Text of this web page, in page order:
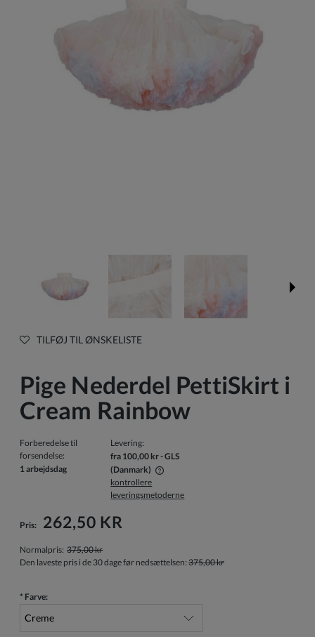
TILFØJ TIL ØNSKELISTE
Pige Nederdel PettiSkirt i
Cream Rainbow
Forberedelse til
forsendelse:
1 arbejdsdag
Levering:
fra 100,00 kr- GLS
(Danmark)
Prisen inkluderer ikke eventuelle betalingsomkostninger
kontrollere
leveringsmetoderne
Pris: 262,50 KR
Normalpris: 375,00 kr
Den laveste pris i de 30 dage før nedsættelsen: 375,00 kr
* Farve: